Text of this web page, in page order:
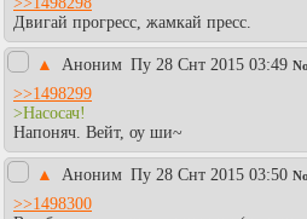
Двигай прогресс, жамкай пресс.
▲ Аноним Пy 28 Снт 2015 03:49
>>1498299
>Насосач!
Напоняч. Вейт, оу ши~
▲ Аноним Пy 28 Снт 2015 03:50
>>1498300